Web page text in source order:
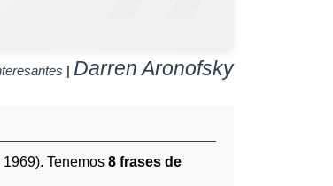
| Darren Aronofsky
1969). Tenemos 8 frases de